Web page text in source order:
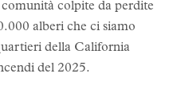
colpite da perdite
alberi che ci siamo
della California
del 2025.